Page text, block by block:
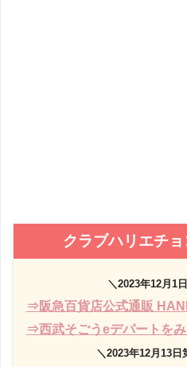
クラブハリエチ
＼2023年12月1
⇒阪急百貨店公式通販
⇒西武そごうeデパートを
＼2023年12月13日